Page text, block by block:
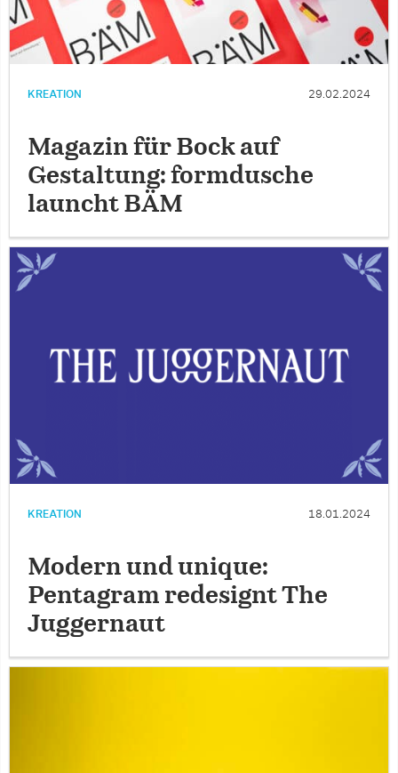
KREATION 29.02.2024
Magazin für Bock auf
Gestaltung: formdusche
launcht BÄM
KREATION 18.01.2024
Modern und unique:
Pentagram redesignt The
Juggernaut